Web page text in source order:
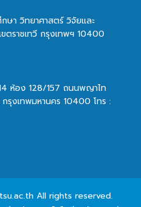
ษา วิทยาศาสตร์ วิจัยและ
ตราชเทวี กรุงเทพฯ 10400
ห้อง 128/157 ถนนพญาไท
รุงเทพมหานคร 10400 โทร :
All rights reserved.